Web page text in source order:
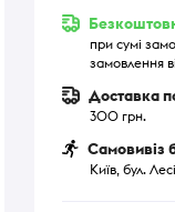
при сумі
замовлення
Доставка
300 грн.
Самовивіз
Київ, бул.